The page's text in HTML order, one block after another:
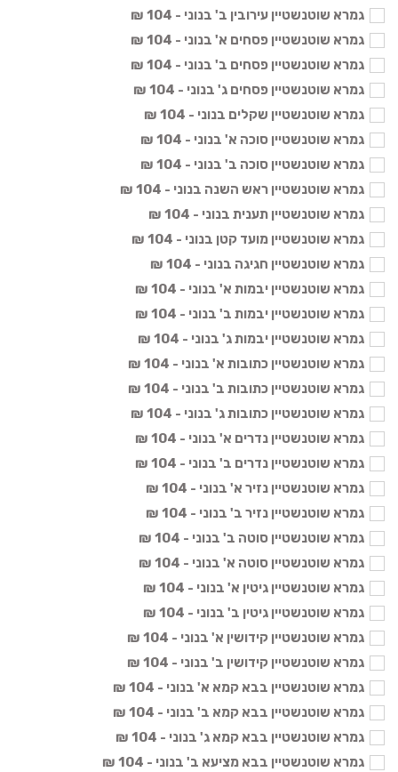
גמרא שוטנשטיין עירובין ב' בנוני - 104 ₪
גמרא שוטנשטיין פסחים א' בנוני - 104 ₪
גמרא שוטנשטיין פסחים ב' בנוני - 104 ₪
גמרא שוטנשטיין פסחים ג' בנוני - 104 ₪
גמרא שוטנשטיין שקלים בנוני - 104 ₪
גמרא שוטנשטיין סוכה א' בנוני - 104 ₪
גמרא שוטנשטיין סוכה ב' בנוני - 104 ₪
גמרא שוטנשטיין ראש השנה בנוני - 104 ₪
גמרא שוטנשטיין תענית בנוני - 104 ₪
גמרא שוטנשטיין מועד קטן בנוני - 104 ₪
גמרא שוטנשטיין חגיגה בנוני - 104 ₪
גמרא שוטנשטיין יבמות א' בנוני - 104 ₪
גמרא שוטנשטיין יבמות ב' בנוני - 104 ₪
גמרא שוטנשטיין יבמות ג' בנוני - 104 ₪
גמרא שוטנשטיין כתובות א' בנוני - 104 ₪
גמרא שוטנשטיין כתובות ב' בנוני - 104 ₪
גמרא שוטנשטיין כתובות ג' בנוני - 104 ₪
גמרא שוטנשטיין נדרים א' בנוני - 104 ₪
גמרא שוטנשטיין נדרים ב' בנוני - 104 ₪
גמרא שוטנשטיין נזיר א' בנוני - 104 ₪
גמרא שוטנשטיין נזיר ב' בנוני - 104 ₪
גמרא שוטנשטיין סוטה ב' בנוני - 104 ₪
גמרא שוטנשטיין סוטה א' בנוני - 104 ₪
גמרא שוטנשטיין גיטין א' בנוני - 104 ₪
גמרא שוטנשטיין גיטין ב' בנוני - 104 ₪
גמרא שוטנשטיין קידושין א' בנוני - 104 ₪
גמרא שוטנשטיין קידושין ב' בנוני - 104 ₪
גמרא שוטנשטיין בבא קמא א' בנוני - 104 ₪
גמרא שוטנשטיין בבא קמא ב' בנוני - 104 ₪
גמרא שוטנשטיין בבא קמא ג' בנוני - 104 ₪
גמרא שוטנשטיין בבא מציעא ב' בנוני - 104 ₪